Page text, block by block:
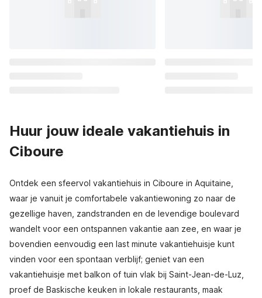
Huur jouw ideale vakantiehuis in
Ciboure
Ontdek een sfeervol vakantiehuis in Ciboure in Aquitaine,
waar je vanuit je comfortabele vakantiewoning zo naar de
gezellige haven, zandstranden en de levendige boulevard
wandelt voor een ontspannen vakantie aan zee, en waar je
bovendien eenvoudig een last minute vakantiehuisje kunt
vinden voor een spontaan verblijf; geniet van een
vakantiehuisje met balkon of tuin vlak bij Saint-Jean-de-Luz,
proef de Baskische keuken in lokale restaurants, maak